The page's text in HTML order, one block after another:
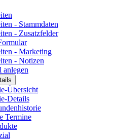
- Stammdaten
- Zusatzfelder
- Marketing
- Notizen
anlegen
Übersicht
Details
Termine